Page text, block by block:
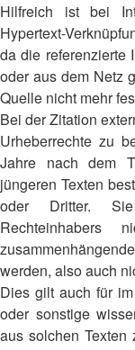
Hilfreich ist bei
Hypertext-
da die referenzierte
oder aus dem Netz
Quelle nicht mehr
Bei der Zitation
Urheberrechte zu
Jahre nach dem
jüngeren Texten
oder Dritter.
Rechteinhabers
werden, also auch
Dies gilt auch für
oder sonstige
aus solchen